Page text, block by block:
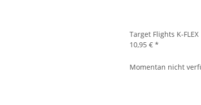
Target Flights K-
10,95 € *
Momentan nicht